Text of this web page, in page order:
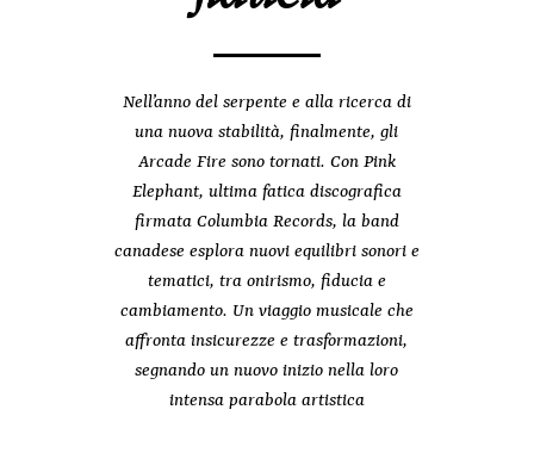
Nell’anno del serpente e alla ricerca di
una nuova stabilità, finalmente, gli
Arcade Fire sono tornati. Con Pink
Elephant, ultima fatica discografica
firmata Columbia Records, la band
canadese esplora nuovi equilibri sonori e
tematici, tra onirismo, fiducia e
cambiamento. Un viaggio musicale che
affronta insicurezze e trasformazioni,
segnando un nuovo inizio nella loro
intensa parabola artistica